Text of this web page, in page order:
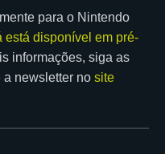
para o Nintendo
está disponível em pré-
informações, siga as
a newsletter no site